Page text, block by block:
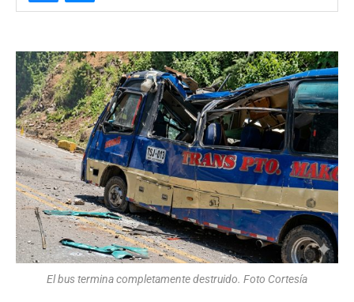
El bus termina completamente destruido. Foto Cortesía